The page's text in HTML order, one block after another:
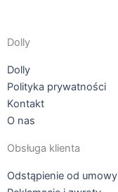
Dolly
Dolly
Polityka prywatności
Kontakt
O nas
Obsługa klienta
Odstąpienie od umowy